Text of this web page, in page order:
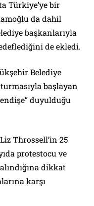
Türkiye’ye bir
da dahil
başkanlarıyla
de ekledi.
Belediye
başlayan
duyulduğu
Throssell’in 25
protestocu ve
dikkat
karşı